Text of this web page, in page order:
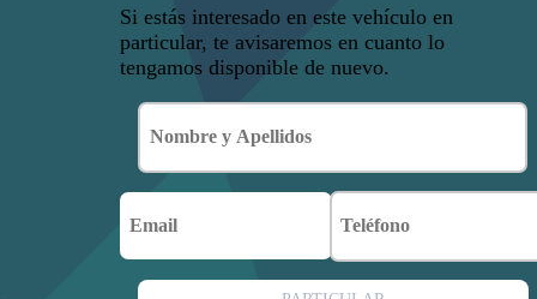
Si estás interesado en este vehículo en
particular, te avisaremos en cuanto lo
tengamos disponible de nuevo.